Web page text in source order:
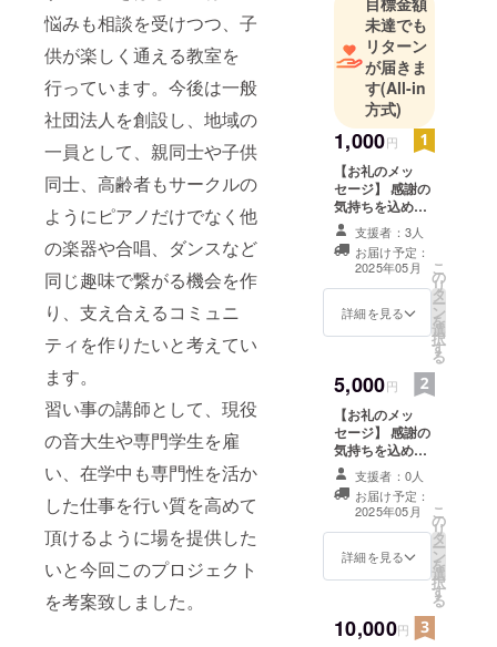
悩みも相談を受けつつ、子
供が楽しく通える教室を
行っています。今後は一般
社団法人を創設し、地域の
一員として、親同士や子供
同士、高齢者もサークルの
ようにピアノだけでなく他
の楽器や合唱、ダンスなど
同じ趣味で繋がる機会を作
り、支え合えるコミュニ
ティを作りたいと考えてい
ます。
習い事の講師として、現役
の音大生や専門学生を雇
い、在学中も専門性を活か
した仕事を行い質を高めて
頂けるように場を提供した
いと今回このプロジェクト
を考案致しました。
音楽の経験
を活かし
て、多様性
を活かして
発達課題や
疾患に合わ
せた音楽教
室を運営し
ています。
また、気軽
に楽しく負
担を少な
く、仲間が
にしていま
す。
需要の多さ
を痛感し、
広さやス
タッフを増
やしていく
必要があり
未達でも
リターン
が届きま
す(All-in
方式)
1,000円
【お礼のメッ
セージ】 感謝の
気持ちを込め
て、お礼のメッ
セージをメール
にてお送りしま
す。
支援者：3人
お届け予定：
2025年05月
詳細を見る
こ
の
リ
タ
ー
ン
を
選
択
す
る
5,000円
【お礼のメッ
セージ】 感謝の
気持ちを込め
て、代表と子供
たち、保護者様
からのお礼の
メッセージ、5分
の動画をメール
にてお送りしま
支援者：0人
お届け予定：
2025年05月
詳細を見る
こ
の
リ
タ
ー
ン
を
選
択
す
る
10,000円